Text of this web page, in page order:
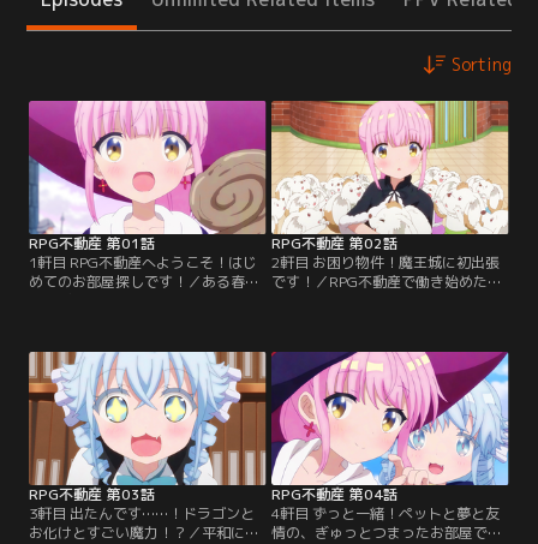
Sorting
RPG不動産 第01話
1軒目 RPG不動産へようこそ！はじ
めてのお部屋探しです！／ある春の
産」へと辿り着く。外にまで響いて
くる不動産屋さんとは思えない物音
に心細くなる琴音。意を決して扉を
開けた先に待っていたのは、RPG不
動産社員のファー、ルフリア、ラキ
ラだった…。
RPG不動産 第02話
2軒目 お困り物件！魔王城に初出張
です！／RPG不動産で働き始めた琴
司でもあるサトナ様。かつて魔王が
住んでいたお城をテーマパーク化し
たものの、その近郊の街に空き部屋
があるのだという。琴音たちは入居
者を集めることができるの
か……！？
RPG不動産 第03話
3軒目 出たんです……！ドラゴンと
お化けとすごい魔力！？／平和にな
RPG不動産 第04話
4軒目 ずっと一緒！ペットと夢と友
情の、ぎゅっとつまったお部屋で